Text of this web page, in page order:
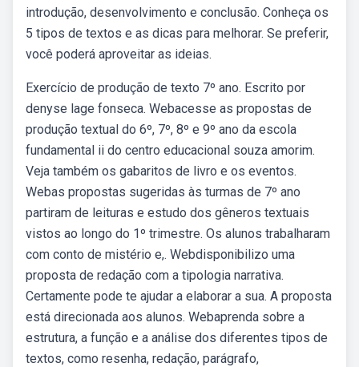
introdução, desenvolvimento e conclusão. Conheça os
5 tipos de textos e as dicas para melhorar. Se preferir,
você poderá aproveitar as ideias.
Exercício de produção de texto 7º ano. Escrito por
denyse lage fonseca. Webacesse as propostas de
produção textual do 6º, 7º, 8º e 9º ano da escola
fundamental ii do centro educacional souza amorim.
Veja também os gabaritos de livro e os eventos.
Webas propostas sugeridas às turmas de 7º ano
partiram de leituras e estudo dos gêneros textuais
vistos ao longo do 1º trimestre. Os alunos trabalharam
com conto de mistério e,. Webdisponibilizo uma
proposta de redação com a tipologia narrativa.
Certamente pode te ajudar a elaborar a sua. A proposta
está direcionada aos alunos. Webaprenda sobre a
estrutura, a função e a análise dos diferentes tipos de
textos, como resenha, redação, parágrafo,